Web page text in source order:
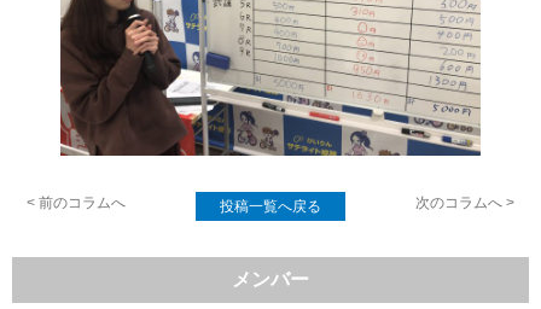
< 前のコラムへ 次のコラムへ >
投稿一覧へ戻る
メンバー